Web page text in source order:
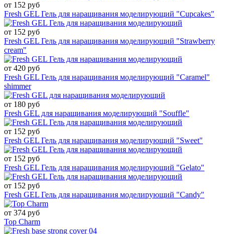
от 152 руб
Fresh GEL Гель для наращивания моделирующий "Cupcakes"
от 152 руб
Fresh GEL Гель для наращивания моделирующий "Strawberry
cream"
от 420 руб
Fresh GEL Гель для наращивания моделирующий "Caramel"
shimmer
от 180 руб
Fresh GEL для наращивания моделирующий "Souffle"
от 152 руб
Fresh GEL Гель для наращивания моделирующий "Sweet"
от 152 руб
Fresh GEL Гель для наращивания моделирующий "Gelato"
от 152 руб
Fresh GEL Гель для наращивания моделирующий "Candy"
от 374 руб
Top Charm